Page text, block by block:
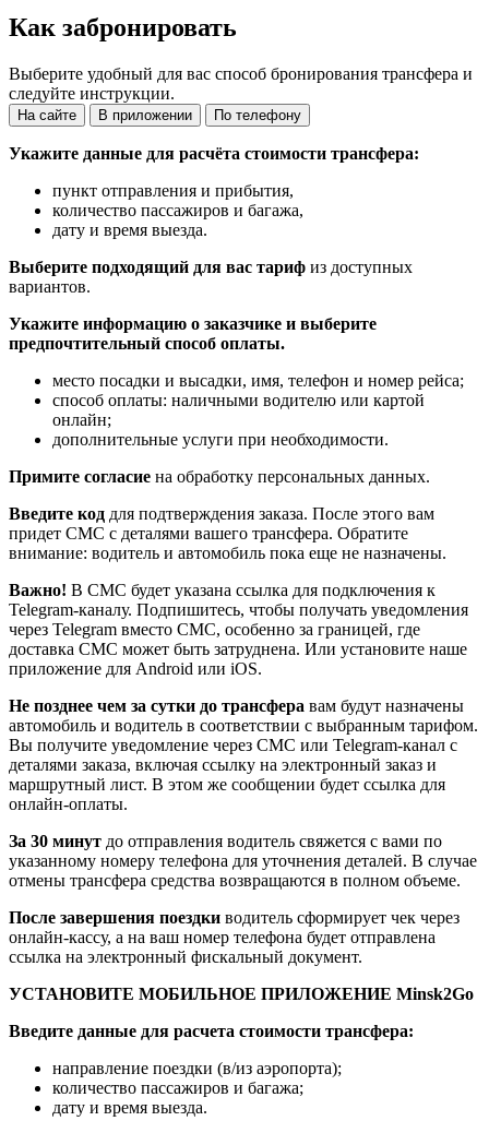
Как забронировать
Выберите удобный для вас способ бронирования трансфера и
следуйте инструкции.
На сайте В приложении По телефону
Укажите данные для расчёта стоимости трансфера:
пункт отправления и прибытия,
количество пассажиров и багажа,
дату и время выезда.
Выберите подходящий для вас тариф из доступных
вариантов.
Укажите информацию о заказчике и выберите
предпочтительный способ оплаты.
место посадки и высадки, имя, телефон и номер рейса;
способ оплаты: наличными водителю или картой
онлайн;
дополнительные услуги при необходимости.
Примите согласие на обработку персональных данных.
Введите код для подтверждения заказа. После этого вам
придет СМС с деталями вашего трансфера. Обратите
внимание: водитель и автомобиль пока еще не назначены.
Важно! В СМС будет указана ссылка для подключения к
Telegram-каналу. Подпишитесь, чтобы получать уведомления
через Telegram вместо СМС, особенно за границей, где
доставка СМС может быть затруднена. Или установите наше
приложение для Android или iOS.
Не позднее чем за сутки до трансфера вам будут назначены
автомобиль и водитель в соответствии с выбранным тарифом.
Вы получите уведомление через СМС или Telegram-канал с
деталями заказа, включая ссылку на электронный заказ и
маршрутный лист. В этом же сообщении будет ссылка для
онлайн-оплаты.
За 30 минут до отправления водитель свяжется с вами по
указанному номеру телефона для уточнения деталей. В случае
отмены трансфера средства возвращаются в полном объеме.
После завершения поездки водитель сформирует чек через
онлайн-кассу, а на ваш номер телефона будет отправлена
ссылка на электронный фискальный документ.
УСТАНОВИТЕ МОБИЛЬНОЕ ПРИЛОЖЕНИЕ Minsk2Go
Введите данные для расчета стоимости трансфера:
направление поездки (в/из аэропорта);
количество пассажиров и багажа;
дату и время выезда.